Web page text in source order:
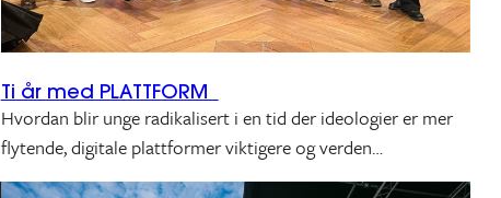
Ti år med PLATTFORM
Hvordan blir unge radikalisert i en tid der ideologier er mer
flytende, digitale plattformer viktigere og verden…